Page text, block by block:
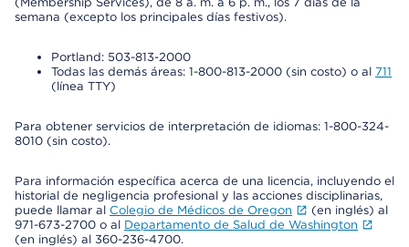
semana (excepto los principales días festivos).
Portland: 503-813-2000
Todas las demás áreas: 1-800-813-2000 (sin costo) o al 711
(línea TTY)
Para obtener servicios de interpretación de idiomas: 1-800-324-
8010 (sin costo).
Para información específica acerca de una licencia, incluyendo el
historial de negligencia profesional y las acciones disciplinarias,
puede llamar al Colegio de Médicos de Oregon
(en inglés) al
971-673-2700 o al Departamento de Salud de Washington
(en inglés) al 360-236-4700.